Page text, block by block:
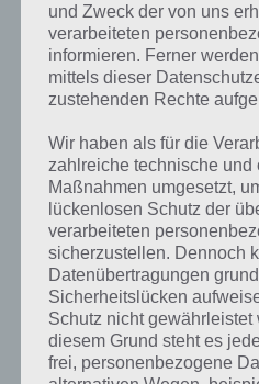
Kurze
Karten
1 Wort, doch welche Bedeutung
dazu zu wissen? Passt das Wort
Lösungen präsentieren wir daher
Begriffserklärung!
Zu Karten haben wir zunächst
und Zweck der von uns
verarbeiteten
informieren. Ferner
mittels dieser
zustehenden Rechte
Wir haben als für die
zahlreiche technische und
Maßnahmen umgesetzt,
lückenlosen Schutz der
verarbeiteten
sicherzustellen. Dennoch
Datenübertragungen
Sicherheitslücken
Schutz nicht gewährleistet
diesem Grund steht es
frei, personenbezogene